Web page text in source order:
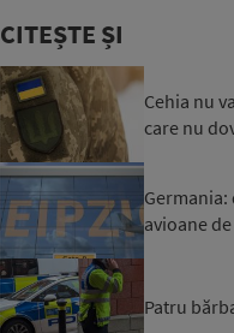
CITEȘTE ȘI
Cehia nu
care nu
avioane
Patru